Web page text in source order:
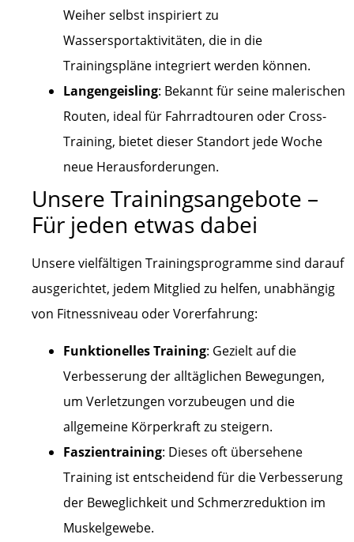
Weiher selbst inspiriert zu
Wassersportaktivitäten, die in die
Trainingspläne integriert werden können.
Langengeisling: Bekannt für seine malerischen
Routen, ideal für Fahrradtouren oder Cross-
Training, bietet dieser Standort jede Woche
neue Herausforderungen.
Unsere Trainingsangebote –
Für jeden etwas dabei
Unsere vielfältigen Trainingsprogramme sind darauf
ausgerichtet, jedem Mitglied zu helfen, unabhängig
von Fitnessniveau oder Vorerfahrung:
Funktionelles Training: Gezielt auf die
Verbesserung der alltäglichen Bewegungen,
um Verletzungen vorzubeugen und die
allgemeine Körperkraft zu steigern.
Faszientraining: Dieses oft übersehene
Training ist entscheidend für die Verbesserung
der Beweglichkeit und Schmerzreduktion im
Muskelgewebe.